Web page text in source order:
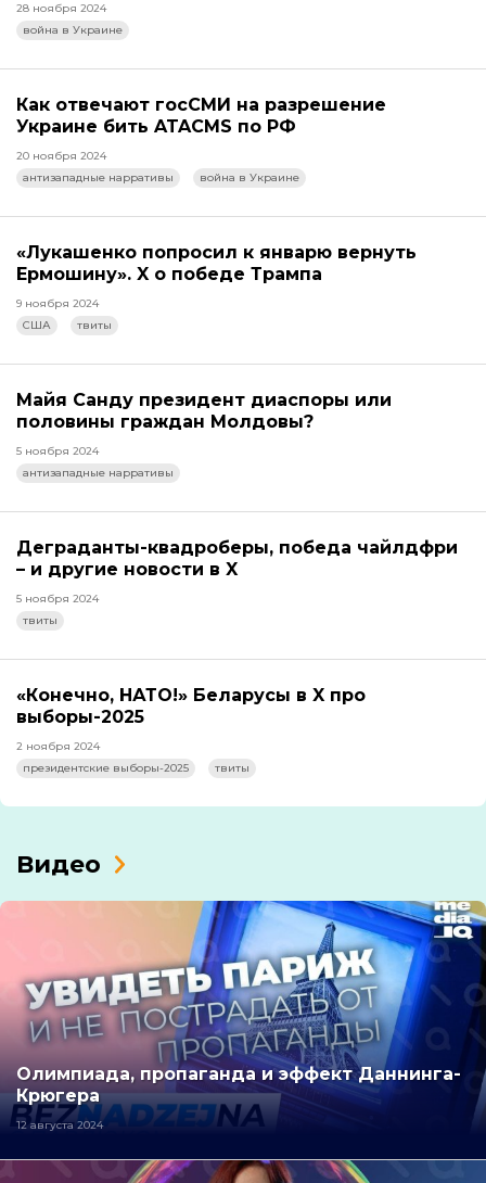
28 ноября 2024
война в Украине
Как отвечают госСМИ на разрешение
Украине бить ATACMS по РФ
20 ноября 2024
антизападные нарративы
война в Украине
«Лукашенко попросил к январю вернуть
Ермошину». X о победе Трампа
9 ноября 2024
США
твиты
Майя Санду президент диаспоры или
половины граждан Молдовы?
5 ноября 2024
антизападные нарративы
Деграданты-квадроберы, победа чайлдфри
– и другие новости в X
5 ноября 2024
твиты
«Конечно, НАТО!» Беларусы в X про
выборы-2025
2 ноября 2024
президентские выборы-2025
твиты
Видео
Олимпиада, пропаганда и эффект Даннинга-
Крюгера
12 августа 2024